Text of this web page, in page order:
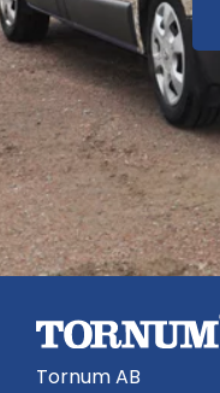
Tornum AB